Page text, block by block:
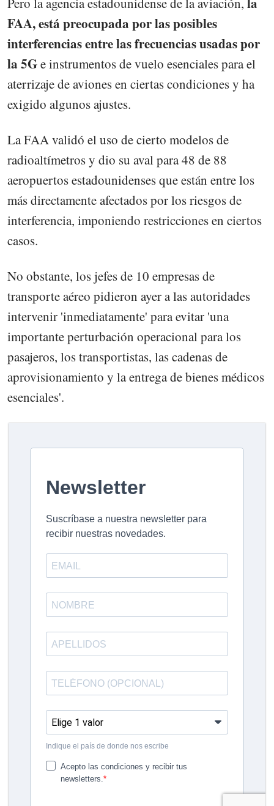
FAA, está preocupada por las posibles
interferencias entre las frecuencias usadas por
la 5Ge instrumentos de vuelo esenciales para el
aterrizaje de aviones en ciertas condiciones y ha
exigido algunos ajustes.
La FAA validó el uso de cierto modelos de
radioaltímetros y dio su aval para 48 de 88
aeropuertos estadounidenses que están entre los
más directamente afectados por los riesgos de
interferencia, imponiendo restricciones en ciertos
casos.
No obstante, los jefes de 10 empresas de
transporte aéreo pidieron ayer a las autoridades
intervenir 'inmediatamente' para evitar 'una
importante perturbación operacional para los
pasajeros, los transportistas, las cadenas de
aprovisionamiento y la entrega de bienes médicos
esenciales'.